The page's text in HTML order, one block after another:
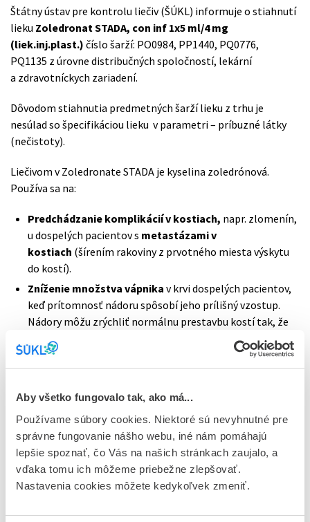
Aby všetko fungovalo tak, ako má...
Používame súbory cookies. Niektoré sú nevyhnutné pre
správne fungovanie nášho webu, iné nám pomáhajú
lepšie spoznať, čo Vás na našich stránkach zaujalo, a
vďaka tomu ich môžeme priebežne zlepšovať.
Nastavenia cookies môžete kedykoľvek zmeniť.
Štátny ústav pre kontrolu liečiv (ŠÚKL) informuje o stiahnutí
lieku Zoledronat STADA, con inf 1x5 ml/4 mg
(liek.inj.plast.) číslo šarží: PO0984, PP1440, PQ0776,
PQ1135 z úrovne distribučných spoločností, lekární
a zdravotníckych zariadení.
Dôvodom stiahnutia predmetných šarží lieku z trhu je
nesúlad so špecifikáciou lieku v parametri – príbuzné látky
(nečistoty).
Liečivom v Zoledronate STADA je kyselina zoledrónová.
Používa sa na:
Predchádzanie komplikácií v kostiach, napr. zlomenín,
u dospelých pacientov s metastázami v
kostiach (šírením rakoviny z prvotného miesta výskytu
do kostí).
Zníženie množstva vápnika v krvi dospelých pacientov,
keď prítomnosť nádoru spôsobí jeho prílišný vzostup.
Nádory môžu zrýchliť normálnu prestavbu kostí tak, že
sa zvýši uvoľňovanie vápnika z kostí. Tento stav sa
označuje ako hyperkalciémia vyvolaná nádorom (TIH).
Dostupnosť liečby pre pacientov týmto rozhodnutím
účinnou látkou.
Podľa informácie držiteľa registrácie neboli doposiaľ hlásené
nežiaduce reakcie súvisiace s týmto nedostatkom v kvalite.
Rovnako ani ŠÚKL nedostal žiadne hlásenia na nežiaduci